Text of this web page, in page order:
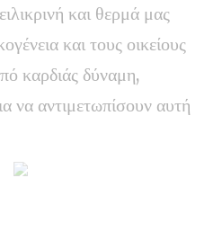
και θερμά μας
και τους οικείους
καρδιάς δύναμη,
να αντιμετωπίσουν αυτή